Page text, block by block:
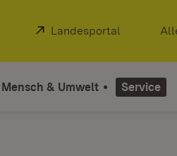
Extern:
Landesportal (Öffnet in
Mensch & Umwelt Service